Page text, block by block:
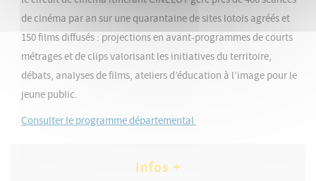
de cinéma par an sur une quarantaine de sites lotois agréés et
150 films diffusés : projections en avant-programmes de courts
métrages et de clips valorisant les initiatives du territoire,
débats, analyses de films, ateliers d’éducation à l’image pour le
jeune public.
Consulter le programme départemental
Infos +